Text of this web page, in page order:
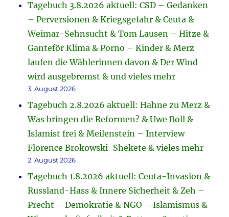
Tagebuch 3.8.2026 aktuell: CSD – Gedanken
– Perversionen & Kriegsgefahr & Ceuta &
Weimar-Sehnsucht & Tom Lausen – Hitze &
Ganteför Klima & Porno – Kinder & Merz
laufen die Wählerinnen davon & Der Wind
wird ausgebremst & und vieles mehr
3. August 2026
Tagebuch 2.8.2026 aktuell: Hahne zu Merz &
Was bringen die Reformen? & Uwe Boll &
Islamist frei & Meilenstein – Interview
Florence Brokowski-Shekete & vieles mehr
2. August 2026
Tagebuch 1.8.2026 aktuell: Ceuta-Invasion &
Russland-Hass & Innere Sicherheit & Zeh –
Precht – Demokratie & NGO – Islamismus &